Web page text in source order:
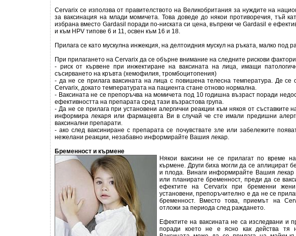
Cervarix се използва от правителството на Великобритания за нуждите на
за ваксинация на млади момичета. Това доведе до някои противоречия, тъй
избрана вместо Gardasil поради по-ниската си цена, въпреки че Gardasil е
и към HPV типове 6 и 11, освен към 16 и 18.
Прилага се като мускулна инжекция, на делтоидния мускул на ръката, малко под
При прилагането на Cervarix да се обърне внимание на следните рискови
- риск от кървене при инжектиране на ваксината на лица, имащи
съсирването на кръвта (хемофилия, тромбоцитопения)
- да не се прилага ваксината на лица с повишена телесна температура. Де се
Cervarix, докато температурата на пациента стане отново нормална.
- Ваксината не се препоръчва на момичета под 10 годишна възраст поради
ефективността на препарата сред тази възрастова група.
- Да не се прилага при установени алергични реакции към някоя от съставките
информира лекаря или фармацевта Ви в случай че сте имали предишни
ваксинални препарати.
- ако след ваксиниране с препарата се почувствате зле или забележите
нежелани реакции, незабавно информирайте Вашия лекар.
Бременност и кърмене
Някои ваксини не се прилагат по време
кърмене. Други биха могли да се аплицират
и плода. Винаги информирайте Вашия лекар
или планирате бременност, преди да се
ефектите на Cervarix при бременни
установени, препоръчително е да не се
бременност. Вместо това, приемът на
отложи за периода след раждането.
Ефектите на ваксината не са изследвани и
поради което не е ясно как действа тя